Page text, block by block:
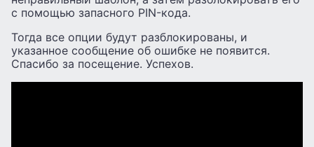
с помощью запасного PIN-кода.
Тогда все опции будут разблокированы, и
указанное сообщение об ошибке не появится.
Спасибо за посещение. Успехов.